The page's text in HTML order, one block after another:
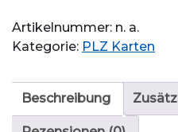
Artikelnummer: n. a.
Kategorie: PLZ Karten
Beschreibung